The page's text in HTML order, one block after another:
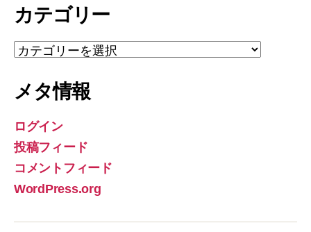
イ
カテゴリー
カ
テ
リ
メタ情報
ログイン
投稿フィード
コメントフィード
WordPress.org